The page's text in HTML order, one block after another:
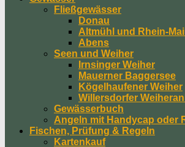
Fließgewässer
Donau
Altmühl und Rhein-
Abens
Seen und Weiher
Irnsinger Weiher
Mauerner Baggersee
Kögelhaufener Weiher
Willersdorfer
Gewässerbuch
Angeln mit Handycap oder
Fischen, Prüfung & Regeln
Kartenkauf